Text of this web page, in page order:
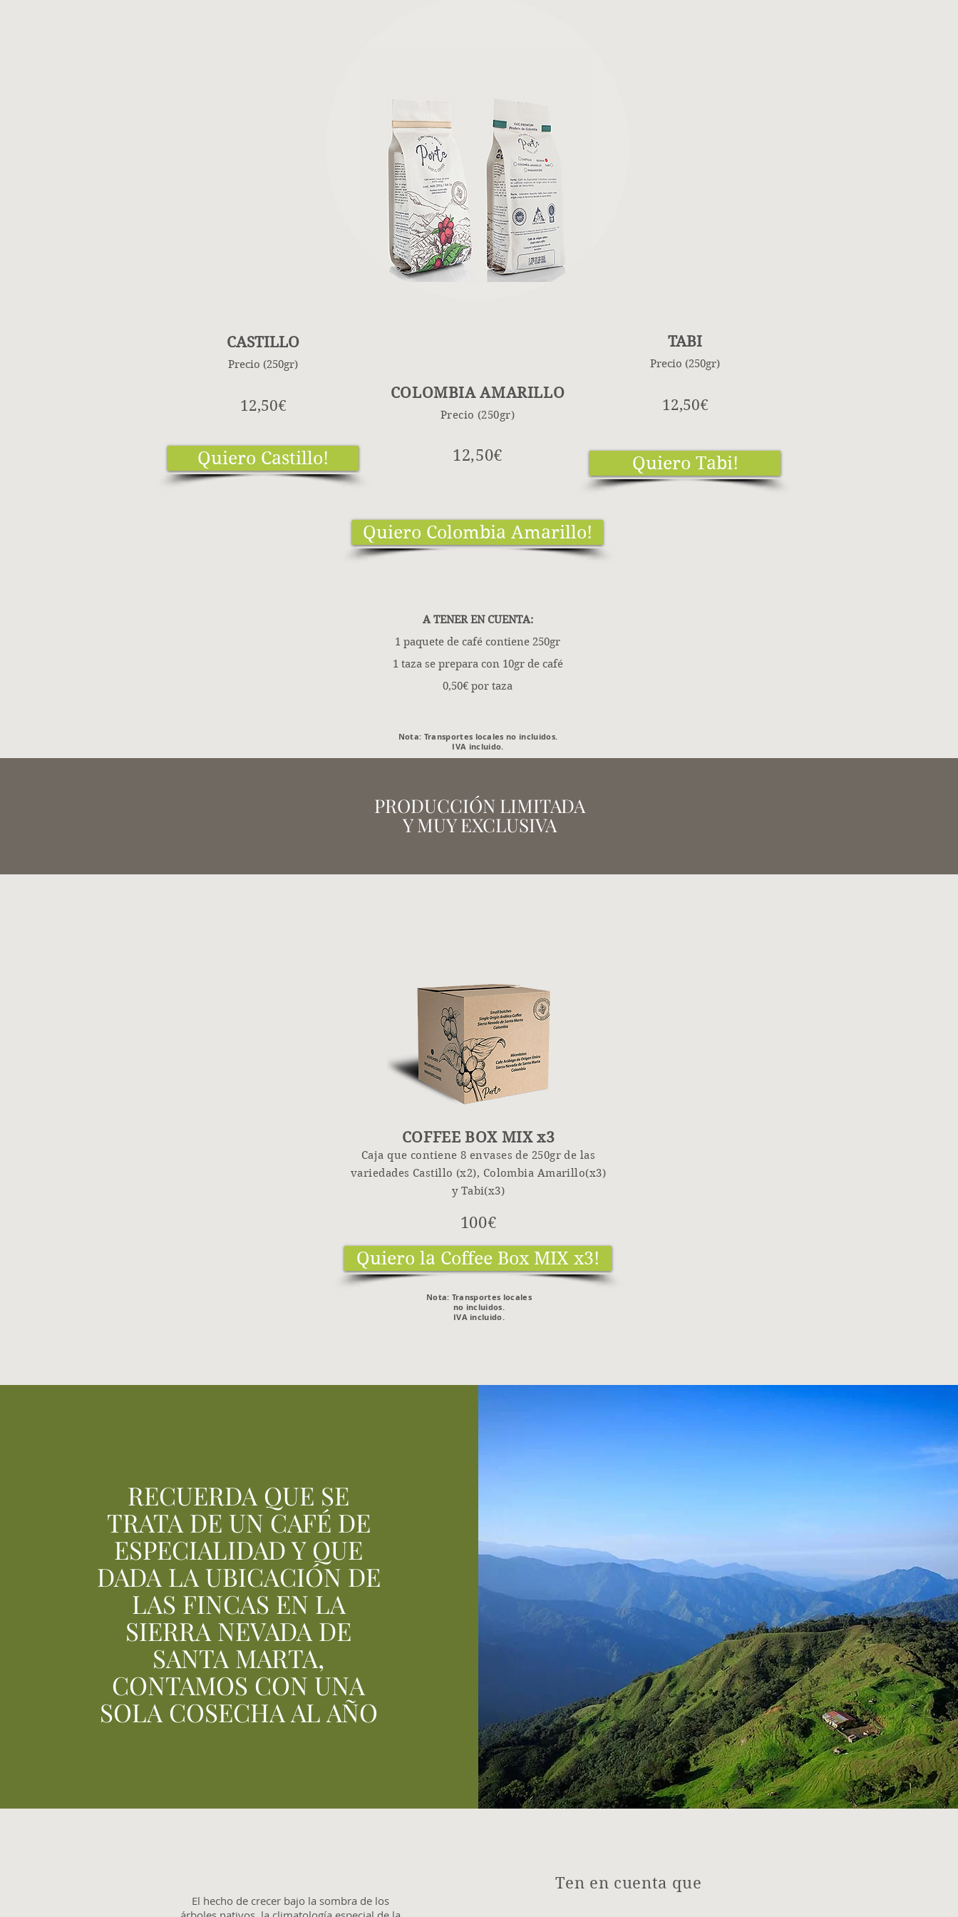
CASTILLO
Precio (250gr)
12,50€
Quiero Castillo!
COLOMBIA AMARILLO
Precio (250gr)
12,50€
TABI
Precio (250gr)
12,50€
Quiero Tabi!
Quiero Colombia Amarillo!
A TENER EN CUENTA:
1 paquete de café contiene 250gr
1 taza se prepara con 10gr de café
0,50€ por taza
Nota: Transportes locales no incluidos.
IVA incluido.
PRODUCCIÓN LIMITADA
Y MUY EXCLUSIVA
Quiero la Coffee Box!
COFFEE BOX MIX x3
Caja que contiene 8 envases de 250gr de las
variedades Castillo (x2), Colombia Amarillo(x3)
y Tabi(x3)
100€
Quiero la Coffee Box MIX x3!
Nota: Transportes locales
no incluidos.
IVA incluido.
RECUERDA QUE SE
TRATA DE UN CAFÉ DE
ESPECIALIDAD Y QUE
DADA LA UBICACIÓN DE
LAS FINCAS EN LA
SIERRA NEVADA DE
SANTA MARTA,
CONTAMOS CON UNA
SOLA COSECHA AL AÑO
El hecho de crecer bajo la sombra de los
Ten en cuenta que